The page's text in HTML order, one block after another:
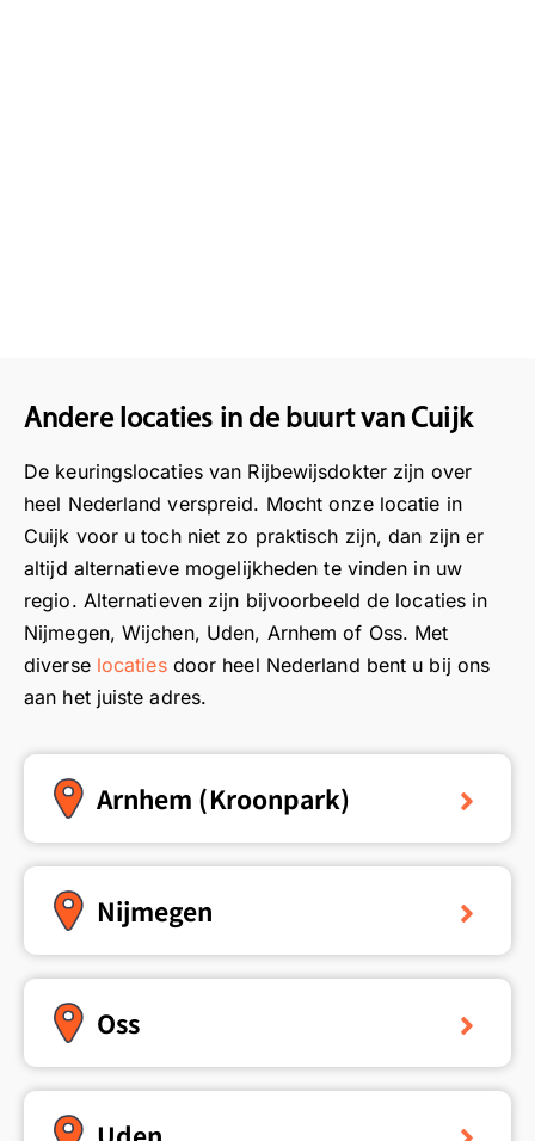
Andere locaties in de buurt van Cuijk
De keuringslocaties van Rijbewijsdokter zijn over
heel Nederland verspreid. Mocht onze locatie in
Cuijk voor u toch niet zo praktisch zijn, dan zijn er
altijd alternatieve mogelijkheden te vinden in uw
regio. Alternatieven zijn bijvoorbeeld de locaties in
Nijmegen, Wijchen, Uden, Arnhem of Oss. Met
diverse locatiesdoor heel Nederland bent u bij ons
aan het juiste adres.
Arnhem (Kroonpark)
Nijmegen
Oss